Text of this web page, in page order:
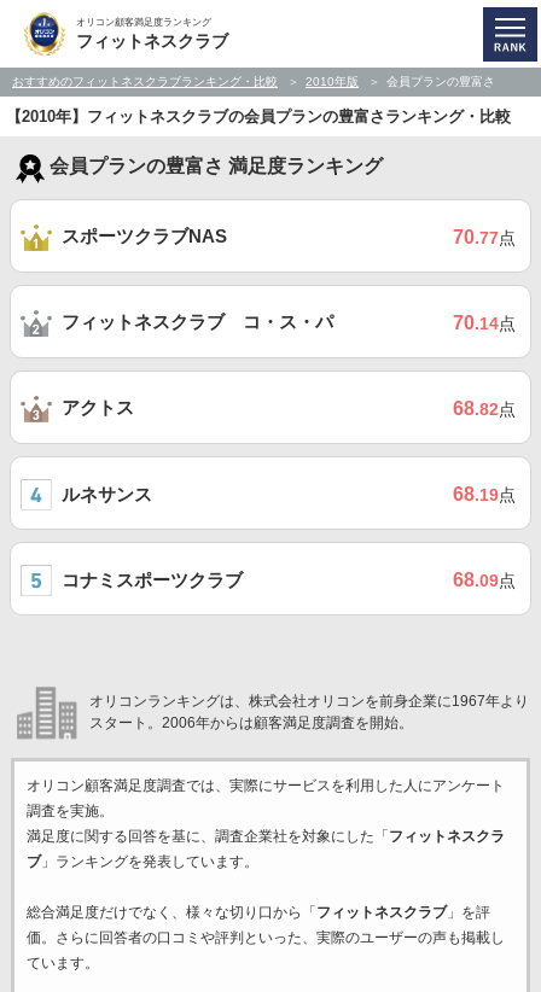
オリコン顧客満足度ランキング
フィットネスクラブ
おすすめのフィットネスクラブランキング・比較 2010年版 会員プランの豊富さ
【2010年】フィットネスクラブの会員プランの豊富さランキング・比較
会員プランの豊富さ 満足度ランキング
スポーツクラブNAS 70.77点
フィットネスクラブ コ・ス・パ 70.14点
アクトス 68.82点
ルネサンス 68.19点
コナミスポーツクラブ 68.09点
オリコンランキングは、株式会社オリコンを前身企業に1967年より
スタート。2006年からは顧客満足度調査を開始。
オリコン顧客満足度調査では、実際にサービスを利用した 人にアンケート
調査を実施。
満足度に関する回答を基に、調査企業社を対象にした「 フィットネスクラ
ブ」ランキングを発表しています。
総合満足度だけでなく、様々な切り口から「 フィットネスクラブ」を評
価。さらに回答者の口コミや評判といった、実際のユーザーの声も掲載し
ています。